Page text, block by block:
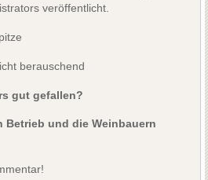
veröffentlicht.
berauschend
gut gefallen?
Betrieb und die Weinbauern